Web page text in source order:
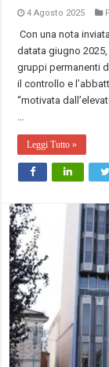
4 Agosto 2025
Con una nota
datata giugno
gruppi permanenti
il controllo e
“motivata
Leggi Tutto »